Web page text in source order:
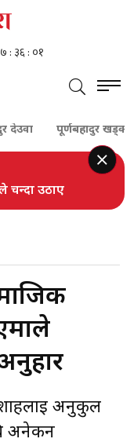
पूर्णबहादुर खड्का
चन्दा उठाए
अनुकुल
अनेकन